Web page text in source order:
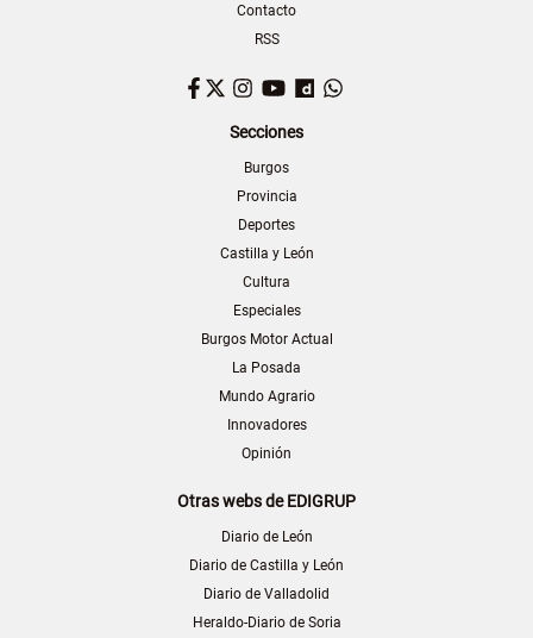
Contacto
RSS
Facebook
TwitterInstagram
YouTubeDailymotion
Secciones
Burgos
Provincia
Deportes
Castilla y León
Cultura
Especiales
Burgos Motor Actual
La Posada
Mundo Agrario
Innovadores
Opinión
Otras webs de EDIGRUP
Diario de León
Diario de Castilla y León
Diario de Valladolid
Heraldo-Diario de Soria